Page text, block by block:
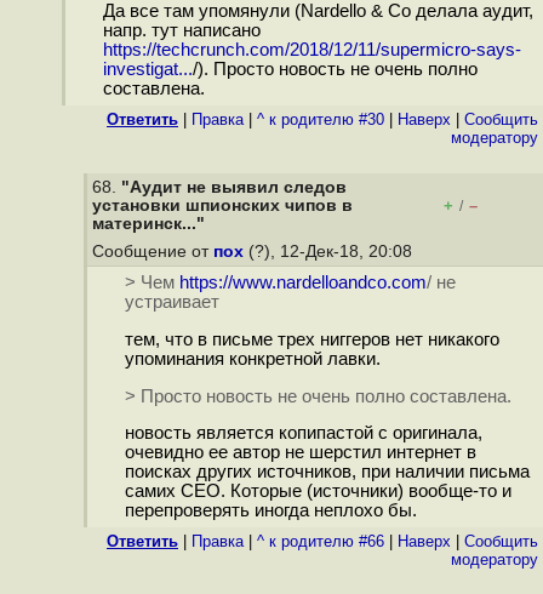
Да все там упомянули (Nardello & Co делала аудит,
напр. тут написано
https://techcrunch.com/2018/12/11/supermicro-says-
investigat.../). Просто новость не очень полно
составлена.
Ответить Правка| ^ к родителю #30 Наверх
Cообщить
модератору
68. "Аудит не выявил следов
установки шпионских чипов в
материнск..."
+ / –
Сообщение от пох (?), 12-Дек-18, 20:08
> Чем https://www.nardelloandco.com/ не
устраивает
тем, что в письме трех ниггеров нет никакого
упоминания конкретной лавки.
> Просто новость не очень полно составлена.
новость является копипастой с оригинала,
очевидно ее автор не шерстил интернет в
поисках других источников, при наличии письма
самих CEO. Которые (источники) вообще-то и
перепроверять иногда неплохо бы.
Ответить Правка| ^ к родителю #66 Наверх
Cообщить
модератору